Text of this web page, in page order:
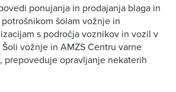
ponujanja in prodajanja blaga in
šolam vožnje in
s področja voznikov in vozil v
vožnje in AMZS Centru varne
prepoveduje opravljanje nekaterih